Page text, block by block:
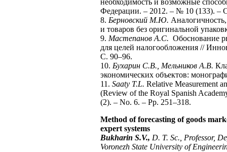
необходимость и возможные
Федерации. – 2012. – № 10 (133). –
8. Берновский М.Ю.
и товаров без оригинальной
9. Мастепанов А.С. Обоснование
для целей налогообложения //
С. 90–96.
10. Бухарин С.В., Мельников А.В.
экономических объектов:
11. Saaty T.L. Relative Measurement
(Review of the Royal Spanish
(2). – No. 6. – Pp. 251–318.
Method of forecasting of goods
expert systems
Bukharin S.V., D. T. Sc., Professor,
Voronezh State University of